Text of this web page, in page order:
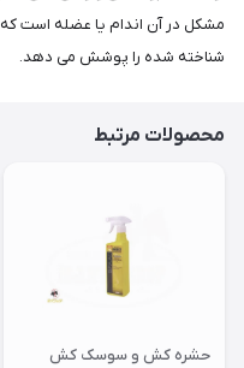
مشکل در آن اندام یا عضله است
شناخته شده را پوشش می دهد.
محصولات مرتبط
حشره کش و سوسک کش